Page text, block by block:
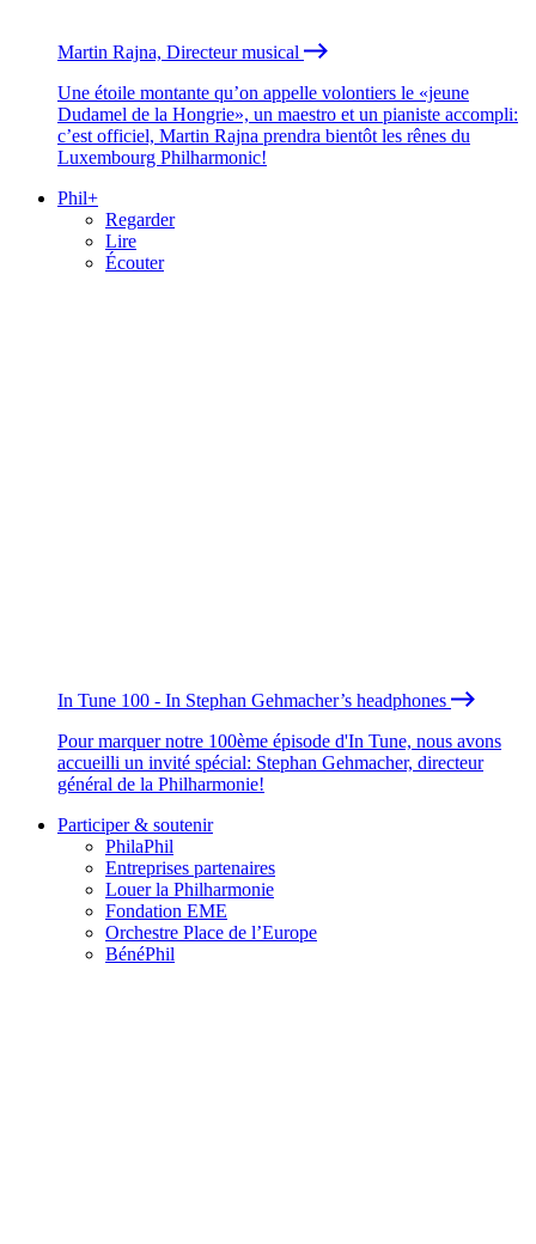
Martin Rajna, Directeur musical
Une étoile montante qu’on appelle volontiers le «jeune
Dudamel de la Hongrie», un maestro et un pianiste accompli:
c’est officiel, Martin Rajna prendra bientôt les rênes du
Luxembourg Philharmonic!
Phil+
Regarder
Lire
Écouter
In Tune 100 - In Stephan Gehmacher’s headphones
Pour marquer notre 100ème épisode d'In Tune, nous avons
accueilli un invité spécial: Stephan Gehmacher, directeur
général de la Philharmonie!
Participer & soutenir
PhilaPhil
Entreprises partenaires
Louer la Philharmonie
Fondation EME
Orchestre Place de l’Europe
BénéPhil